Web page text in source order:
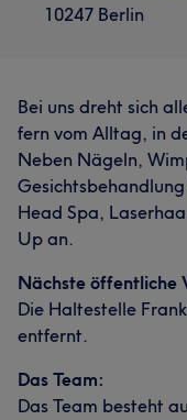
10247 Berlin
Bei uns dreht sich
fern vom Alltag, in
Neben Nägeln,
Head Spa,
Up an.
Nächste öffentliche
Die Haltestelle
entfernt.
Das Team:
Das Team besteht